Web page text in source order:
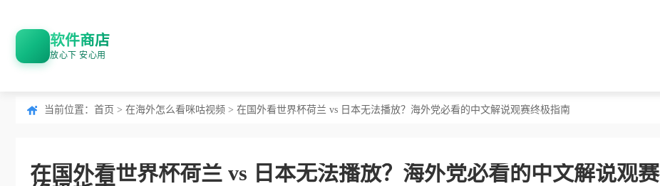
软件商店
放心下 安心用
当前位置： 首页 > 在海外怎么看咪咕视频 > 在国外看世界杯荷兰 vs 日本无法播放？海外党必看的中文解说观赛终极指南
在国外看世界杯荷兰 vs 日本无法播放？海外党必看的中文解说观赛